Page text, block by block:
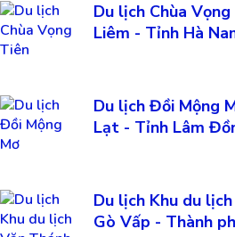
Du lịch Chùa
Liêm - Tỉnh Hà
Du lịch Đồi Mộng
Lạt - Tỉnh Lâm
Du lịch Khu du
Gò Vấp - Thành